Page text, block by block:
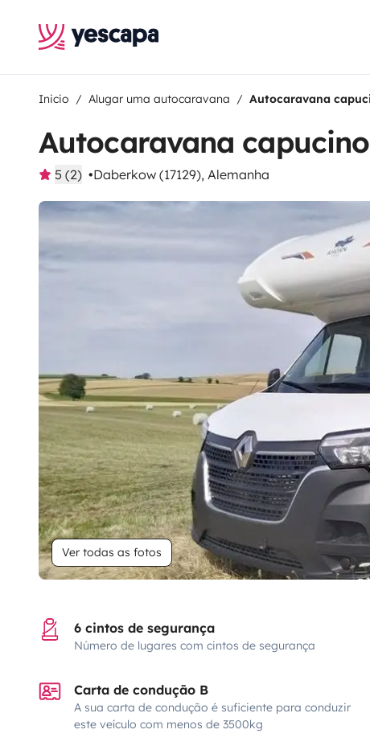
Inicio Alugar uma autocaravana Autocaravana
Autocaravana capucino
5 (2) Daberkow (17129), Alemanha
Ver todas as fotos
6 cintos de segurança
Número de lugares com cintos de segurança
Carta de condução B
A sua carta de condução é suficiente para conduzir
este veículo com menos de 3500kg